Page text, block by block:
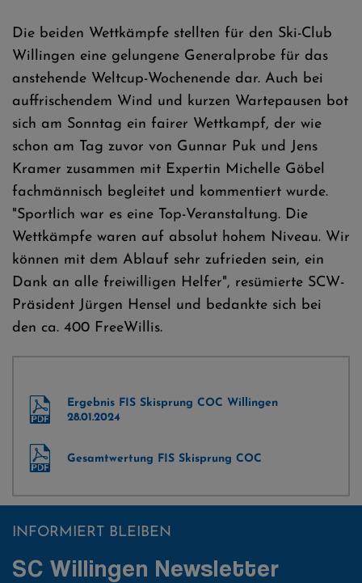
Die beiden Wettkämpfe stellten für den Ski-Club
Willingen eine gelungene Generalprobe für das
anstehende Weltcup-Wochenende dar. Auch bei
auffrischendem Wind und kurzen Wartepausen bot
sich am Sonntag ein fairer Wettkampf, der wie
schon am Tag zuvor von Gunnar Puk und Jens
Kramer zusammen mit Expertin Michelle Göbel
fachmännisch begleitet und kommentiert wurde.
"Sportlich war es eine Top-Veranstaltung. Die
Wettkämpfe waren auf absolut hohem Niveau. Wir
können mit dem Ablauf sehr zufrieden sein, ein
Dank an alle freiwilligen Helfer", resümierte SCW-
Präsident Jürgen Hensel und bedankte sich bei
den ca. 400 FreeWillis.
Ergebnis FIS Skisprung COC Willingen
28.01.2024
Gesamtwertung FIS Skisprung COC
INFORMIERT BLEIBEN
SC Willingen Newsletter